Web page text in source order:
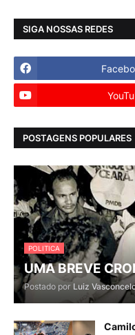
SIGA NOSSAS REDES
POSTAGENS POPULARES
POLITICA
UMA BREVE
Postado por Luiz